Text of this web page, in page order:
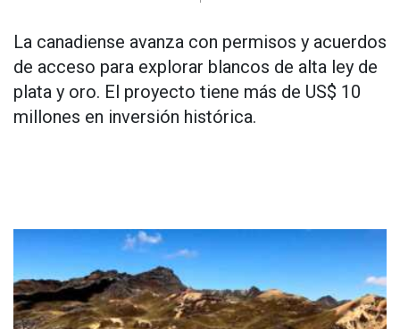
La canadiense avanza con permisos y acuerdos
de acceso para explorar blancos de alta ley de
plata y oro. El proyecto tiene más de US$ 10
millones en inversión histórica.